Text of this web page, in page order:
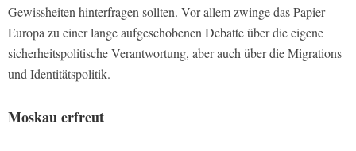
Gewissheiten hinterfragen sollten. Vor allem zwinge das Papier
Europa zu einer lange aufgeschobenen Debatte über die eigene
sicherheitspolitische Verantwortung, aber auch über die Migrations
und Identitätspolitik.
Moskau erfreut